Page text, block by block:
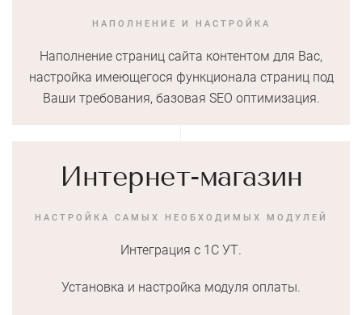
НАПОЛНЕНИЕ И НАСТРОЙКА
Наполнение страниц сайта контентом для Вас,
настройка имеющегося функционала страниц под
Ваши требования, базовая SEO оптимизация.
Интернет-магазин
НАСТРОЙКА САМЫХ НЕОБХОДИМЫХ МОДУЛЕЙ
Интеграция с 1С УТ.
Установка и настройка модуля оплаты.